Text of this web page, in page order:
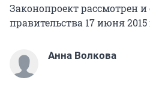
Законопроект рассмотрен
правительства 17 июня 2015
Анна Волкова